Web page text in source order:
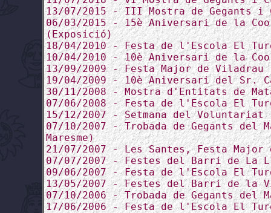
13/07/2015 - III Mostra de Gegants i
06/03/2015 - 15è Aniversari de la
(Exposició)
18/04/2010 - Festa de l'Escola El
10/04/2010 - 10è Aniversari de la
13/09/2009 - Festa Major de Viladrau
19/04/2009 - 10è Aniversari del Sr.
30/11/2008 - Mostra d'Entitats de
07/06/2008 - Festa de l'Escola El
15/12/2007 - Setmana del Voluntariat
07/10/2007 - Trobada de Gegants del
Maresme)
21/07/2007 - Les Santes, Festa Major
07/07/2007 - Festes del Barri de La
09/06/2007 - Festa de l'Escola El
13/05/2007 - Festes del Barri de la
07/10/2006 - Trobada de Gegants del
17/06/2006 - Festa de l'Escola El